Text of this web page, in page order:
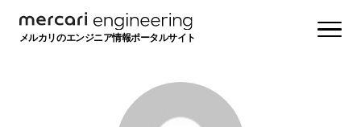
メルカリのエンジニア情報ポータルサイト